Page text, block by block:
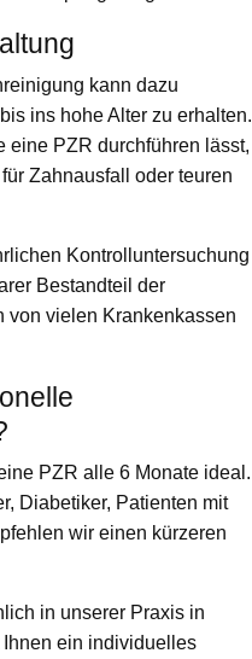
kann dazu
ins hohe Alter zu erhalten.
eine PZR durchführen lässt,
Zahnausfall oder teuren
Kontrolluntersuchung
Bestandteil der
von vielen Krankenkassen
PZR alle 6 Monate ideal.
Diabetiker, Patienten mit
wir einen kürzeren
in unserer Praxis in
ein individuelles